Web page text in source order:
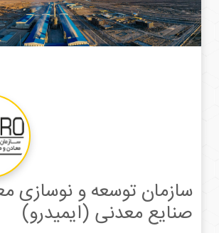
سازمان توسعه و نوسازی
صنایع معدنی (ایمیدرو)